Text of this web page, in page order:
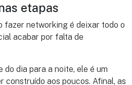
etapas
fazer networking é deixar todo o
acabar por falta de
dia para a noite, ele é um
construído aos poucos. Afinal, as